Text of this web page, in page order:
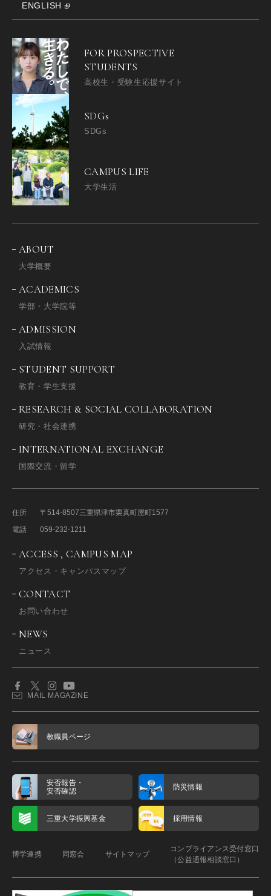
ENGLISH
FOR PROSPECTIVE
STUDENTS
高校生・受験生応援サイト
SDGs
SDGs
CAMPUS LIFE
大学生活
ABOUT
大学概要
ACADEMICS
学部・大学院等
ADMISSION
入試情報
STUDENT SUPPORT
教育・学生支援
RESEARCH & SOCIAL COLLABORATION
研究・社会連携
INTERNATIONAL EXCHANGE
国際交流・留学
住所 〒514-8507三重県津市栗真町屋町1577
電話
059-232-1211
ACCESS , CAMPUS MAP
アクセス・キャンパスマップ
CONTACT
お問い合わせ
NEWS
ニュース
MAIL MAGAZINE
教職員ページ
安否報告・
安否確認
防災情報
三重大学振興基金 採用情報
博学連携 同窓会 サイトマップ
コンプライアンス受付窓口
（公益通報相談窓口）